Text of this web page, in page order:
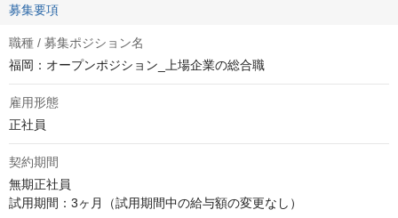
募集要項
職種 / 募集ポジション名
福岡：オープンポジション_上場企業の総合職
雇用形態
正社員
契約期間
無期正社員
試用期間：3ヶ月（試用期間中の給与額の変更なし）